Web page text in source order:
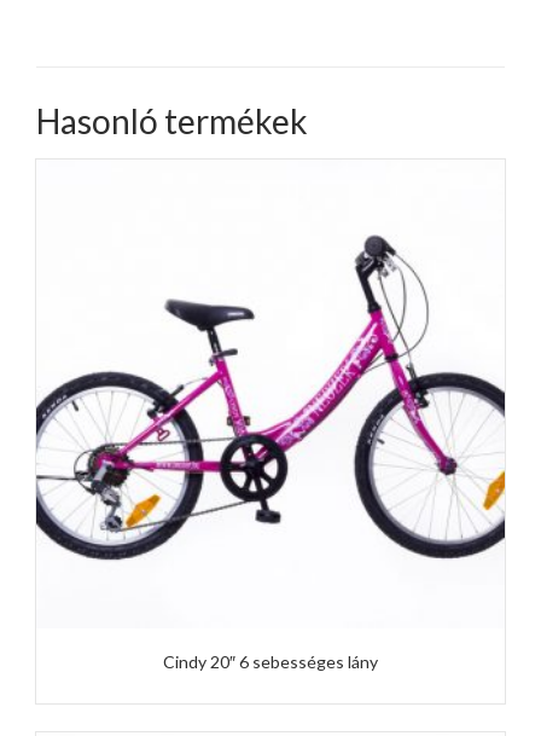
Hasonló termékek
Cindy 20″ 6 sebességes lány